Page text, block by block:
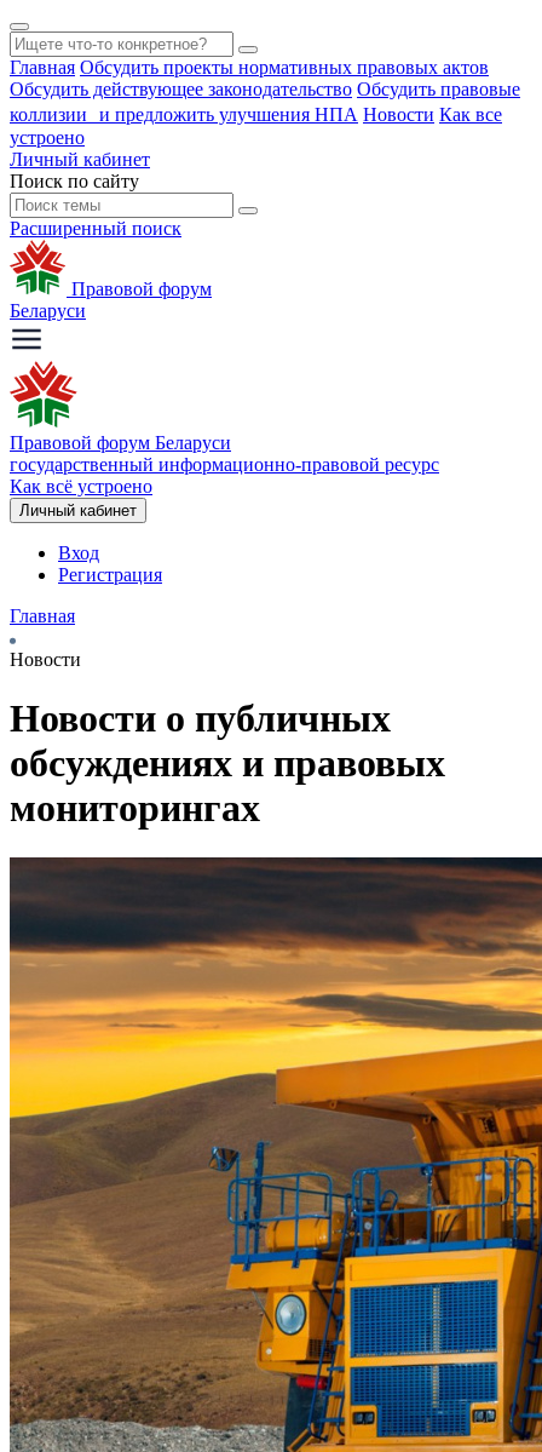
Главная Обсудить проекты нормативных правовых актов
Обсудить действующее законодательство Обсудить правовые
коллизии и предложить улучшения НПА Новости Как все
устроено
Личный кабинет
Поиск по сайту
Расширенный поиск
Правовой форум
Беларуси
Правовой форум Беларуси
государственный информационно-правовой ресурс
Как всё устроено
Личный кабинет
Вход
Регистрация
Главная
Новости
Новости о публичных
обсуждениях и правовых
мониторингах